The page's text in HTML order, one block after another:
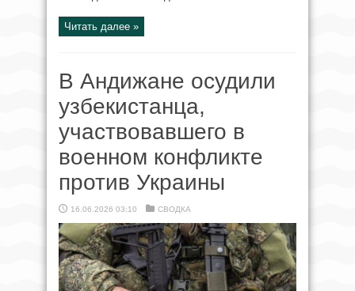
Читать далее »
В Андижане осудили
узбекистанца,
участвовавшего в
военном конфликте
против Украины
16.06.2026 03:10 СВОДКА